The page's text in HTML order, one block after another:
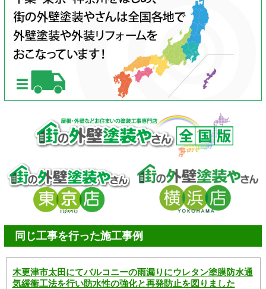
同じ工事を行った施工事例
木更津市太田にてバルコニーの雨漏りにウレタン塗膜防水通
気緩衝工法を行い防水性の強化と再発防止を図りました